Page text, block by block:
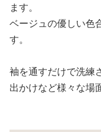
ます。
ベージュの優しい色
す。
袖を通すだけで洗練
出かけなど様々な場